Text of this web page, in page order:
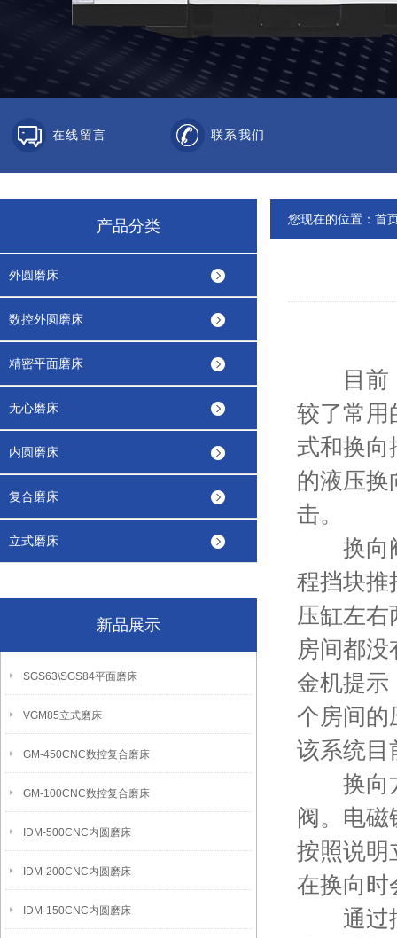
在线留言 联系我们
产品分类
外圆磨床
数控外圆磨床
精密平面磨床
无心磨床
内圆磨床
复合磨床
立式磨床
新品展示
SGS63\SGS84平面磨床
VGM85立式磨床
GM-450CNC数控复合磨床
GM-100CNC数控复合磨床
IDM-500CNC内圆磨床
IDM-200CNC内圆磨床
IDM-150CNC内圆磨床
您现在的位置： 首
目前
较了常用
式和换向
的液压换
击。
换向阀
程挡块推
压缸左
房间都
金机提示
个房间的
该系统目
换向方
阀。电
按照说明
在换向时
通过控